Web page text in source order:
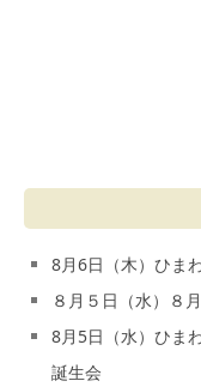
8月6日（木）ひま
８月５日（水）８
8月5日（水）ひま
誕生会